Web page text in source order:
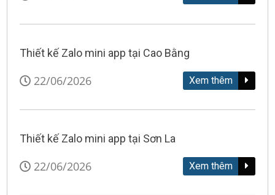
Thiết kế Zalo mini app tại Cao Bằng
22/06/2026 Xem thêm
Thiết kế Zalo mini app tại Sơn La
22/06/2026 Xem thêm